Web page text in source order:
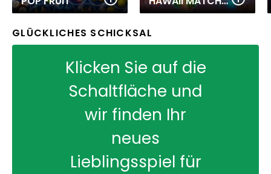
GLÜCKLICHES SCHICKSAL
Klicken Sie auf die
Schaltfläche und
wir finden Ihr
neues
Lieblingsspiel für